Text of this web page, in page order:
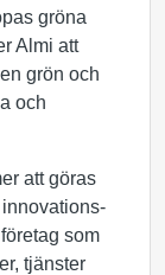
gröna
Almi att
grön och
och
att göras
som
tjänster